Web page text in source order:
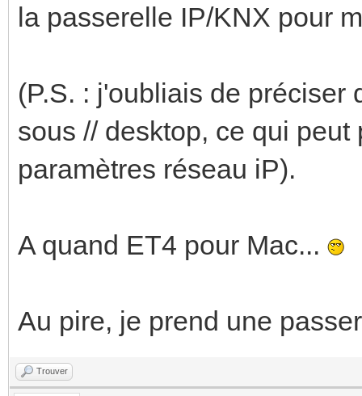
la passerelle IP/KNX pour
(P.S. : j'oubliais de préciser
sous // desktop, ce qui
paramètres réseau iP).
A quand ET4 pour Mac...
Au pire, je prend une
Trouver